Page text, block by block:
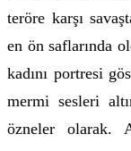
teröre karşı
en ön saflarında
kadını portresi
mermi sesleri
özneler olarak.